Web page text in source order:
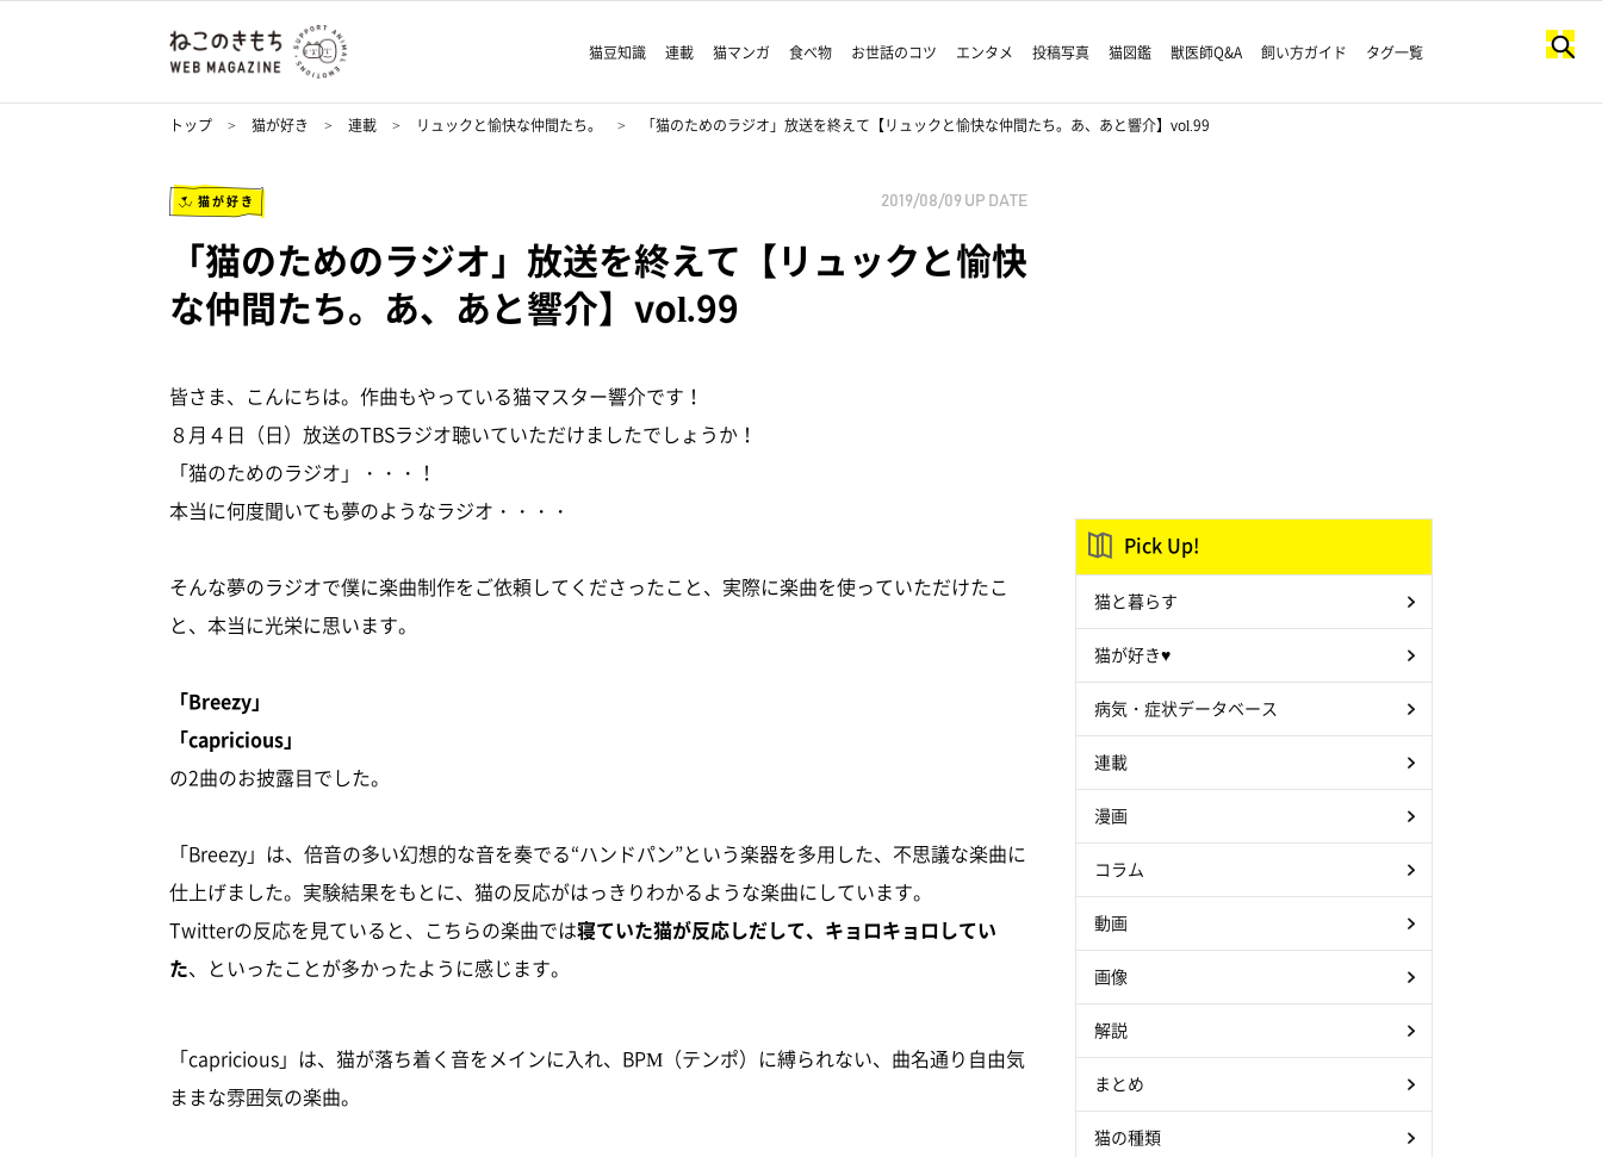
猫豆知識 連載 猫マンガ 食べ物 お世話のコツ エンタメ 投稿写真 猫図鑑 獣医師Q&A 飼い方ガイド タグ一覧
トップ 猫が好き 連載 リュックと愉快な仲間たち。 「猫のためのラジオ」放送を終えて【リュックと愉快な仲間たち。あ、あと響介】vol.99
猫が好き 2019/08/09 UP DATE
「猫のためのラジオ」放送を終えて【リュックと愉快
な仲間たち。あ、あと響介】vol.99
皆さま、こんにちは。作曲もやっている猫マスター響介です！
８月４日（日）放送のTBSラジオ聴いていただけましたでしょうか！
「猫のためのラジオ」・・・！
本当に何度聞いても夢のようなラジオ・・・・
そんな夢のラジオで僕に楽曲制作をご依頼してくださったこと、実際に楽曲を使っていただけたこ
と、本当に光栄に思います。
「Breezy」
「capricious」
の2曲のお披露目でした。
「Breezy」は、倍音の多い幻想的な音を奏でる“ハンドパン”という楽器を多用した、不思議な楽曲に
仕上げました。実験結果をもとに、猫の反応がはっきりわかるような楽曲にしています。
Twitterの反応を見ていると、こちらの楽曲では寝ていた猫が反応しだして、キョロキョロしてい
た、といったことが多かったように感じます。
「capricious」は、猫が落ち着く音をメインに入れ、BPM（テンポ）に縛られない、曲名通り自由気
ままな雰囲気の楽曲。
Pick Up!
猫と暮らす
猫が好き♥
病気・症状データベース
連載
漫画
コラム
動画
画像
解説
まとめ
猫の種類